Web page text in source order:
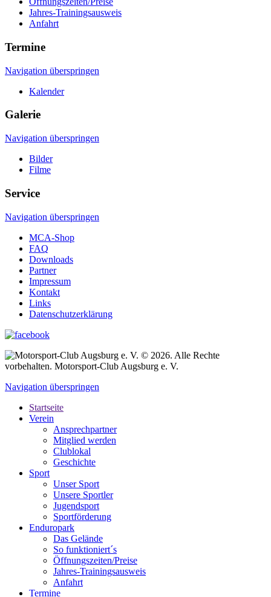
Jahres-Trainingsausweis
Anfahrt
Termine
Navigation überspringen
Kalender
Galerie
Navigation überspringen
Bilder
Filme
Service
Navigation überspringen
MCA-Shop
FAQ
Downloads
Partner
Impressum
Kontakt
Links
Datenschutzerklärung
© 2026. Alle Rechte
vorbehalten. Motorsport-Club Augsburg e. V.
Navigation überspringen
Startseite
Verein
Ansprechpartner
Mitglied werden
Clublokal
Geschichte
Sport
Unser Sport
Unsere Sportler
Jugendsport
Sportförderung
Enduropark
Das Gelände
So funktioniert´s
Öffnungszeiten/Preise
Jahres-Trainingsausweis
Anfahrt
Termine